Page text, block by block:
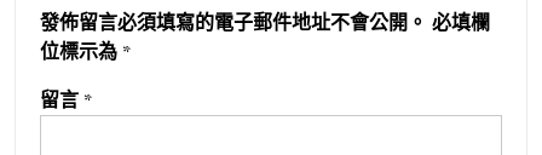
發佈留言必須填寫的電子郵件地址不會公開。 必填欄
位標示為 *
留言 *